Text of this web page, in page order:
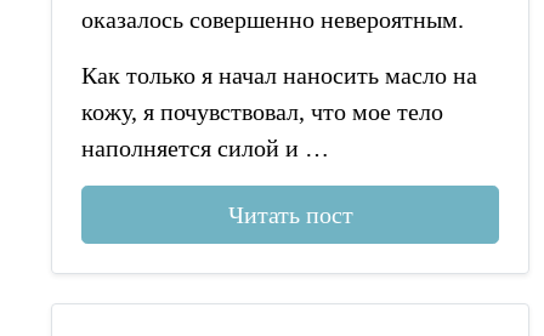
оказалось совершенно невероятным.
Как только я начал наносить масло на
кожу, я почувствовал, что мое тело
наполняется силой и …
Читать пост